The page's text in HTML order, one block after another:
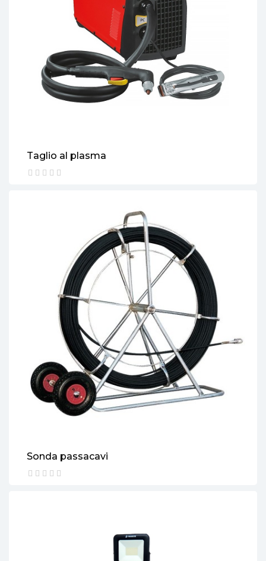
Taglio al plasma
Sonda passacavi